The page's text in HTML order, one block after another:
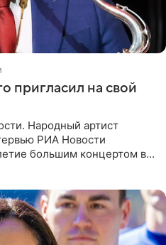
пригласил на свой
Народный артист
РИА Новости
большим концертом в